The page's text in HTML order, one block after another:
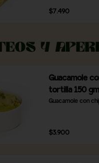
$7.490
y
Guacamole
tortilla 150 gm
Guacamole con
$3.900